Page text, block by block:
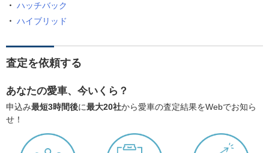
ハッチバック
ハイブリッド
査定を依頼する
あなたの愛車、今いくら？
申込み最短3時間後に最大20社から愛車の査定結果をWebでお知ら
せ！